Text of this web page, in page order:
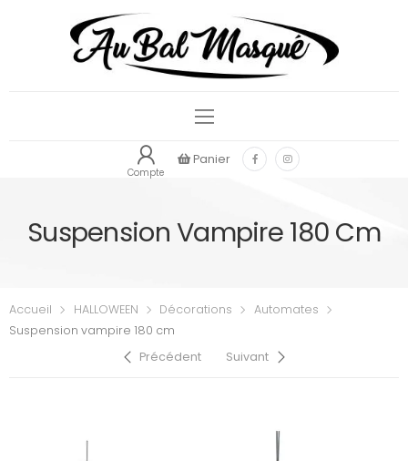
Compte
Panier
Suspension Vampire 180 Cm
Accueil HALLOWEEN Décorations
Automates
Suspension vampire 180 cm
Précédent
Suivant